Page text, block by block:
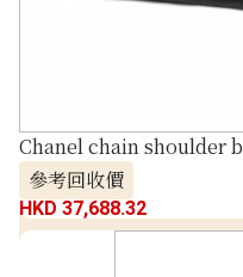
Chanel chain shoulder
參考回收價
HKD 37,688.32